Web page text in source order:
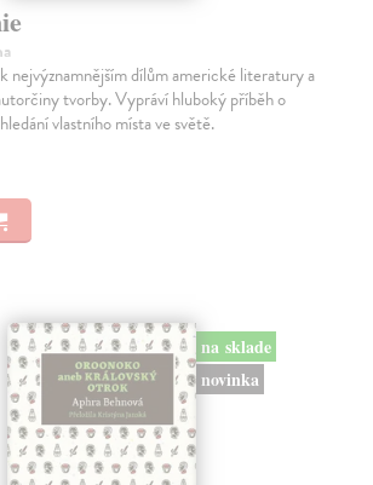
nejvýznamnějším dílům americké literatury a
tvorby. Vypráví hluboký příběh o
vlastního místa ve světě.
na sklade
novinka